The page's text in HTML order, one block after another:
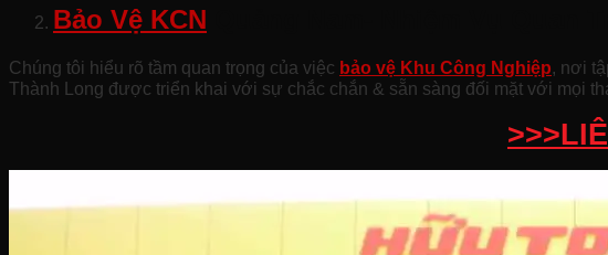
Bảo Vệ KCN
Chúng tôi hiểu rõ tầm quan trọng của việc bảo vệ Khu Công Nghiệp, nơi
Thành Long được triển khai với sự chắc chắn & sẵn sàng đối mặt với mọi